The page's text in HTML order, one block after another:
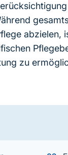
abzielen,
zu